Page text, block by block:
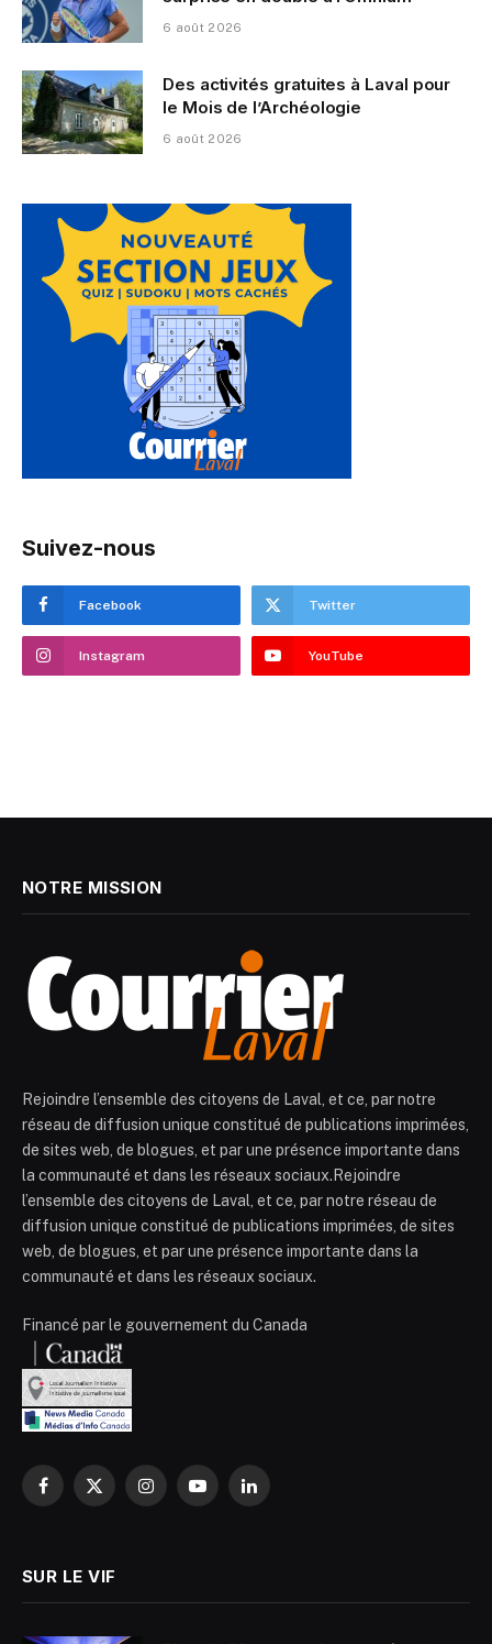
6 août 2026
Des activités gratuites à Laval pour
le Mois de l’Archéologie
6 août 2026
Suivez-nous
Facebook Twitter
Instagram YouTube
NOTRE MISSION
Rejoindre l’ensemble des citoyens de Laval, et ce, par notre
réseau de diffusion unique constitué de publications imprimées,
de sites web, de blogues, et par une présence importante dans
la communauté et dans les réseaux sociaux.Rejoindre
l’ensemble des citoyens de Laval, et ce, par notre réseau de
diffusion unique constitué de publications imprimées, de sites
web, de blogues, et par une présence importante dans la
communauté et dans les réseaux sociaux.
Financé par le gouvernement du Canada
Facebook
X
InstagramYouTubeLinkedIn
SUR LE VIF